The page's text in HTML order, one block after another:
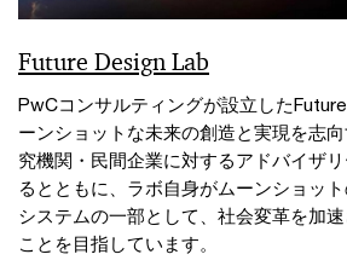
Future Design Lab
PwCコンサルティングが設立した
ーンショットな未来の創造と実現を志
究機関・民間企業に対するアドバイザ
るとともに、ラボ自身がムーンショッ
システムの一部として、社会変革を加
ことを目指しています。